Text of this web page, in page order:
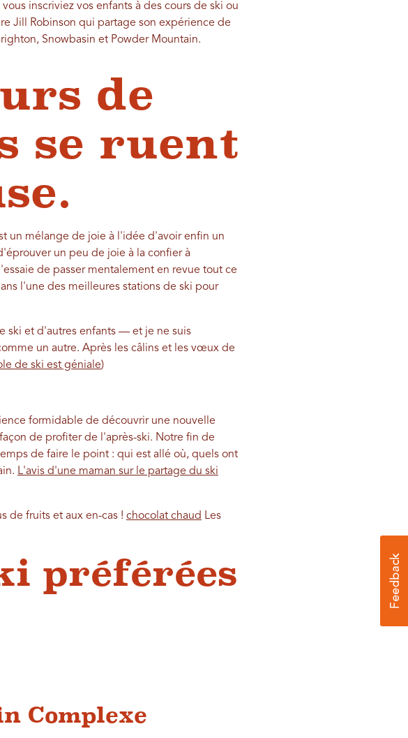
inscriviez vos enfants à des cours de ski ou
Jill Robinson qui partage son expérience de
Snowbasin et Powder Mountain.
de
se ruent
un mélange de joie à l'idée d'avoir enfin un
un peu de joie à la confier à
de passer mentalement en revue tout ce
l'une des meilleures stations de ski pour
ski et d'autres enfants — et je ne suis
un autre. Après les câlins et les vœux de
de ski est géniale)
formidable de découvrir une nouvelle
de profiter de l'après-ski. Notre fin de
de faire le point : qui est allé où, quels ont
L'avis d'une maman sur le partage du ski
de fruits et aux en-cas ! chocolat chaud Les
préférées
Complexe